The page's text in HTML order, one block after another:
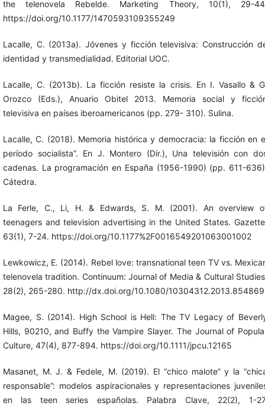
the telenovela Rebelde. Marketing Theory, 10(1), 29-
https://doi.org/10.1177/1470593109355249
Lacalle, C. (2013a). Jóvenes y ficción televisiva: Construcción
identidad y transmedialidad. Editorial UOC.
Lacalle, C. (2013b). La ficción resiste la crisis. En I. Vasallo &
Orozco (Eds.), Anuario Obitel 2013. Memoria social y
televisiva en países iberoamericanos (pp. 279- 310). Sulina.
Lacalle, C. (2018). Memoria histórica y democracia: la ficción en
período socialista”. En J. Montero (Dir.), Una televisión con
cadenas. La programación en España (1956-1990) (pp. 611-
Cátedra.
La Ferle, C., Li, H. & Edwards, S. M. (2001). An overview
teenagers and television advertising in the United States.
63(1), 7-24. https://doi.org/10.1177%2F0016549201063001002
Lewkowicz, E. (2014). Rebel love: transnational teen TV vs.
telenovela tradition. Continuum: Journal of Media & Cultural
28(2), 265-280. http://dx.doi.org/10.1080/10304312.2013.854869
Magee, S. (2014). High School is Hell: The TV Legacy of
Hills, 90210, and Buffy the Vampire Slayer. The Journal of
Culture, 47(4), 877-894. https://doi.org/10.1111/jpcu.12165
Masanet, M. J. & Fedele, M. (2019). El “chico malote” y la
responsable”: modelos aspiracionales y representaciones
en las teen series españolas. Palabra Clave, 22(2), 1-